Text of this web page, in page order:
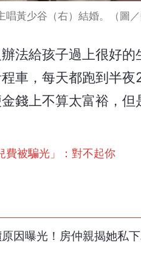
黃少谷（右）結婚。（圖
法給孩子過上很好
車，每天都跑到半
錢上不算太富裕，
費被騙光」：對不起你
因曝光！房仲親揭她私